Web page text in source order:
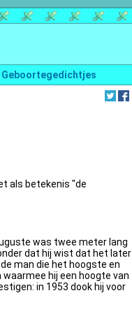
Geboortegedichtjes
als betekenis "de
was twee meter lang
dat hij wist dat het later
man die het hoogste en
hij een hoogte van
in 1953 dook hij voor